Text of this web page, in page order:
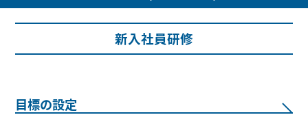
新入社員研修
目標の設定